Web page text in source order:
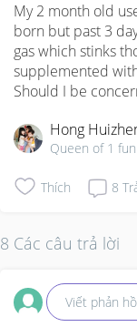
My 2 month old
born but past 3
gas which stinks
supplemented
Should I be
Hong
Queen of 1
Thích 8
8 Các câu trả lời
Viết phản